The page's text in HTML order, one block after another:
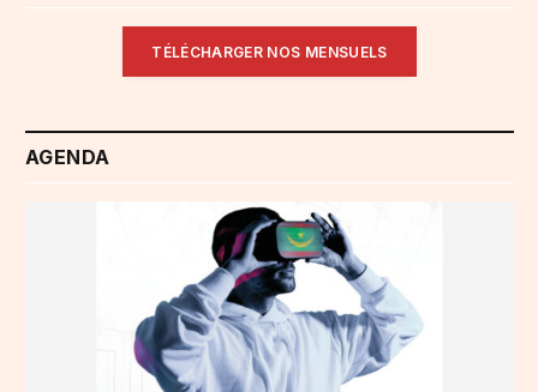
TÉLÉCHARGER NOS MENSUELS
AGENDA